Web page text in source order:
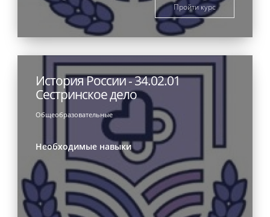
Пройти курс
История России - 34.02.01
Сестринское дело
Общеобразовательные
Необходимые навыки